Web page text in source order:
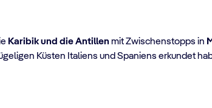
Karibik und die Antillen mit Zwischenstopps in
Küsten Italiens und Spaniens erkundet